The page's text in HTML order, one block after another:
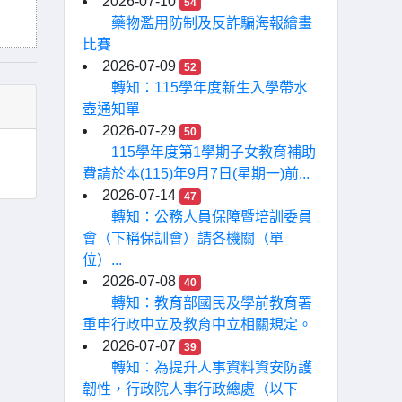
54
藥物濫用防制及反詐騙海報繪畫
比賽
2026-07-09
52
轉知：115學年度新生入學帶水
壺通知單
2026-07-29
50
115學年度第1學期子女教育補助
費請於本(115)年9月7日(星期一)前...
2026-07-14
47
轉知：公務人員保障暨培訓委員
會（下稱保訓會）請各機關（單
位）...
2026-07-08
40
轉知：教育部國民及學前教育署
重申行政中立及教育中立相關規定。
2026-07-07
39
轉知：為提升人事資料資安防護
韌性，行政院人事行政總處（以下